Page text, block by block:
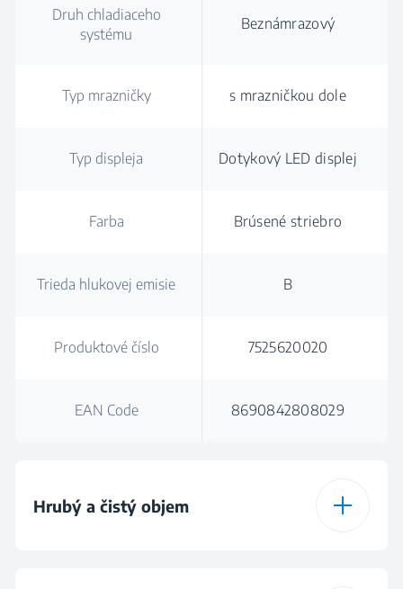
Druh chladiaceho
systému
Beznámrazový
Typ mrazničky s mrazničkou dole
Typ displeja Dotykový LED displej
Farba Brúsené striebro
Trieda hlukovej emisie B
Produktové číslo 7525620020
EAN Code 8690842808029
Hrubý a čistý objem